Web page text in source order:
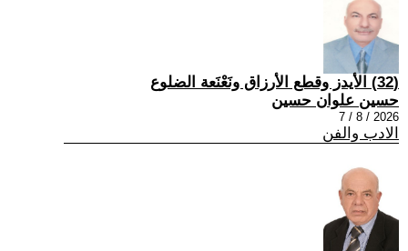
(32) الأيدز وقطع الأرزاق ونَعْنَعة الضلوع
حسين علوان حسين
2026 / 8 / 7
الادب والفن